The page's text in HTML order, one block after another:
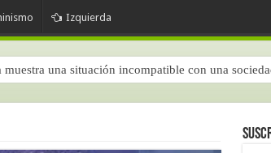
Izquierda
una situación incompatible con una
de 2026)